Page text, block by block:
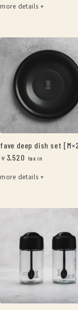
more details +
fave deep dish set
￥ 3,520
more details +